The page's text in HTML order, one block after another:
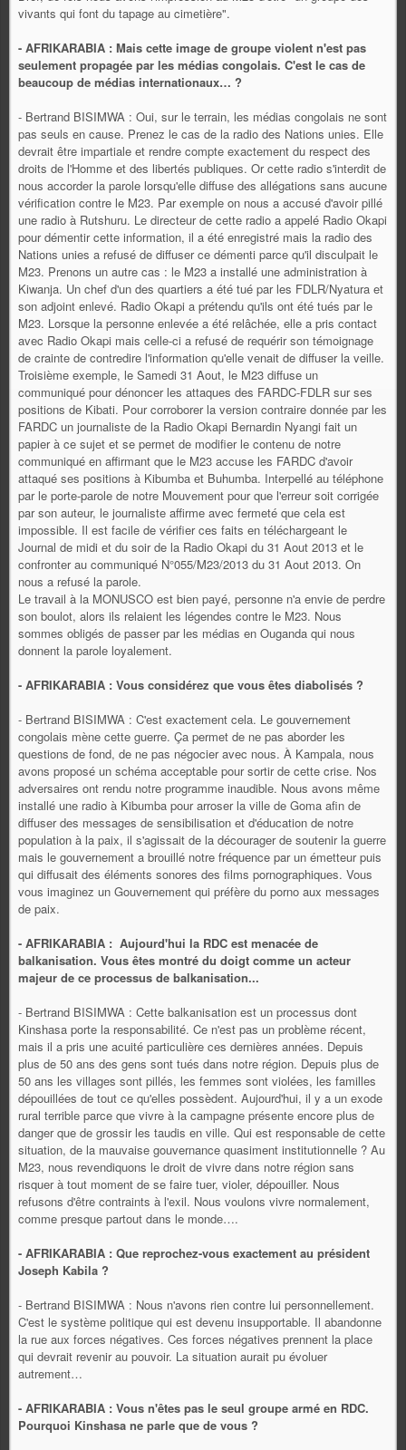
vivants qui font du tapage au cimetière".
- AFRIKARABIA : Mais cette image de groupe violent n'est pas
seulement propagée par les médias congolais. C'est le cas de
beaucoup de médias internationaux… ?
- Bertrand BISIMWA : Oui, sur le terrain, les médias congolais ne sont
pas seuls en cause. Prenez le cas de la radio des Nations unies. Elle
devrait être impartiale et rendre compte exactement du respect des
droits de l'Homme et des libertés publiques. Or cette radio s'interdit de
nous accorder la parole lorsqu'elle diffuse des allégations sans aucune
vérification contre le M23. Par exemple on nous a accusé d'avoir pillé
une radio à Rutshuru. Le directeur de cette radio a appelé Radio Okapi
pour démentir cette information, il a été enregistré mais la radio des
Nations unies a refusé de diffuser ce démenti parce qu'il disculpait le
M23. Prenons un autre cas : le M23 a installé une administration à
Kiwanja. Un chef d'un des quartiers a été tué par les FDLR/Nyatura et
son adjoint enlevé. Radio Okapi a prétendu qu'ils ont été tués par le
M23. Lorsque la personne enlevée a été relâchée, elle a pris contact
avec Radio Okapi mais celle-ci a refusé de requérir son témoignage
de crainte de contredire l'information qu'elle venait de diffuser la veille.
Troisième exemple, le Samedi 31 Aout, le M23 diffuse un
communiqué pour dénoncer les attaques des FARDC-FDLR sur ses
positions de Kibati. Pour corroborer la version contraire donnée par les
FARDC un journaliste de la Radio Okapi Bernardin Nyangi fait un
papier à ce sujet et se permet de modifier le contenu de notre
communiqué en affirmant que le M23 accuse les FARDC d'avoir
attaqué ses positions à Kibumba et Buhumba. Interpellé au téléphone
par le porte-parole de notre Mouvement pour que l'erreur soit corrigée
par son auteur, le journaliste affirme avec fermeté que cela est
impossible. Il est facile de vérifier ces faits en téléchargeant le
Journal de midi et du soir de la Radio Okapi du 31 Aout 2013 et le
confronter au communiqué N°055/M23/2013 du 31 Aout 2013. On
nous a refusé la parole.
Le travail à la MONUSCO est bien payé, personne n'a envie de perdre
son boulot, alors ils relaient les légendes contre le M23. Nous
sommes obligés de passer par les médias en Ouganda qui nous
donnent la parole loyalement.
- AFRIKARABIA : Vous considérez que vous êtes diabolisés ?
- Bertrand BISIMWA : C'est exactement cela. Le gouvernement
congolais mène cette guerre. Ça permet de ne pas aborder les
questions de fond, de ne pas négocier avec nous. À Kampala, nous
avons proposé un schéma acceptable pour sortir de cette crise. Nos
adversaires ont rendu notre programme inaudible. Nous avons même
installé une radio à Kibumba pour arroser la ville de Goma afin de
diffuser des messages de sensibilisation et d'éducation de notre
population à la paix, il s'agissait de la décourager de soutenir la guerre
mais le gouvernement a brouillé notre fréquence par un émetteur puis
qui diffusait des éléments sonores des films pornographiques. Vous
vous imaginez un Gouvernement qui préfère du porno aux messages
de paix.
- AFRIKARABIA : Aujourd'hui la RDC est menacée de
balkanisation. Vous êtes montré du doigt comme un acteur
majeur de ce processus de balkanisation...
- Bertrand BISIMWA : Cette balkanisation est un processus dont
Kinshasa porte la responsabilité. Ce n'est pas un problème récent,
mais il a pris une acuité particulière ces dernières années. Depuis
plus de 50 ans des gens sont tués dans notre région. Depuis plus de
50 ans les villages sont pillés, les femmes sont violées, les familles
dépouillées de tout ce qu'elles possèdent. Aujourd'hui, il y a un exode
rural terrible parce que vivre à la campagne présente encore plus de
danger que de grossir les taudis en ville. Qui est responsable de cette
situation, de la mauvaise gouvernance quasiment institutionnelle ? Au
M23, nous revendiquons le droit de vivre dans notre région sans
risquer à tout moment de se faire tuer, violer, dépouiller. Nous
refusons d'être contraints à l'exil. Nous voulons vivre normalement,
comme presque partout dans le monde….
- AFRIKARABIA : Que reprochez-vous exactement au président
Joseph Kabila ?
- Bertrand BISIMWA : Nous n'avons rien contre lui personnellement.
C'est le système politique qui est devenu insupportable. Il abandonne
la rue aux forces négatives. Ces forces négatives prennent la place
qui devrait revenir au pouvoir. La situation aurait pu évoluer
autrement…
- AFRIKARABIA : Vous n'êtes pas le seul groupe armé en RDC.
Pourquoi Kinshasa ne parle que de vous ?